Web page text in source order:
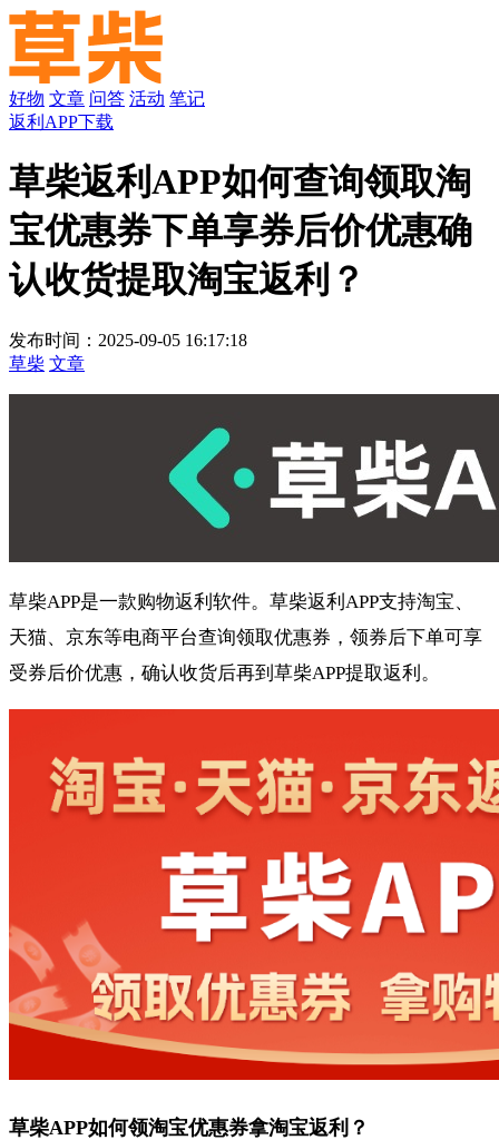
好物 文章 问答 活动 笔记
返利APP下载
草柴返利APP如何查询领取淘
宝优惠券下单享券后价优惠确
认收货提取淘宝返利？
发布时间：2025-09-05 16:17:18
草柴 文章
草柴APP是一款购物返利软件。草柴返利APP支持淘宝、
天猫、京东等电商平台查询领取优惠券，领券后下单可享
受券后价优惠，确认收货后再到草柴APP提取返利。
草柴APP如何领淘宝优惠券拿淘宝返利？